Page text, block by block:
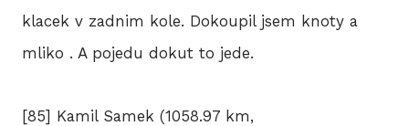
klacek v zadnim kole. Dokoupil jsem knoty a
mliko . A pojedu dokut to jede.
[85] Kamil Samek (1058.97 km,